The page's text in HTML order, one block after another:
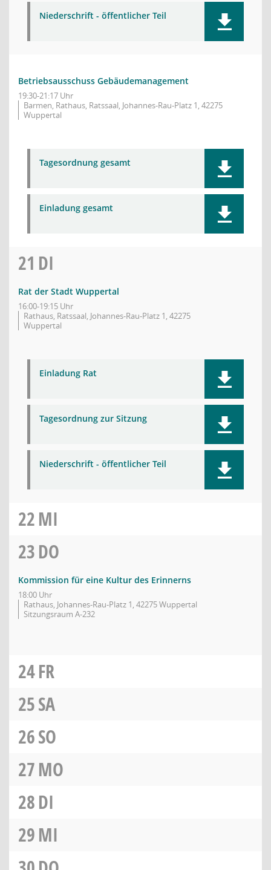
Niederschrift - öffentlicher Teil
Betriebsausschuss Gebäudemanagement
19:30-21:17 Uhr
Barmen, Rathaus, Ratssaal, Johannes-Rau-Platz 1, 42275
Wuppertal
Tagesordnung gesamt
Einladung gesamt
21 DI
Rat der Stadt Wuppertal
16:00-19:15 Uhr
Rathaus, Ratssaal, Johannes-Rau-Platz 1, 42275
Wuppertal
Einladung Rat
Tagesordnung zur Sitzung
Niederschrift - öffentlicher Teil
22MI
23DO
Kommission für eine Kultur des Erinnerns
18:00 Uhr
Rathaus, Johannes-Rau-Platz 1, 42275 Wuppertal
Sitzungsraum A-232
24FR
25SA
26SO
27MO
28DI
29MI